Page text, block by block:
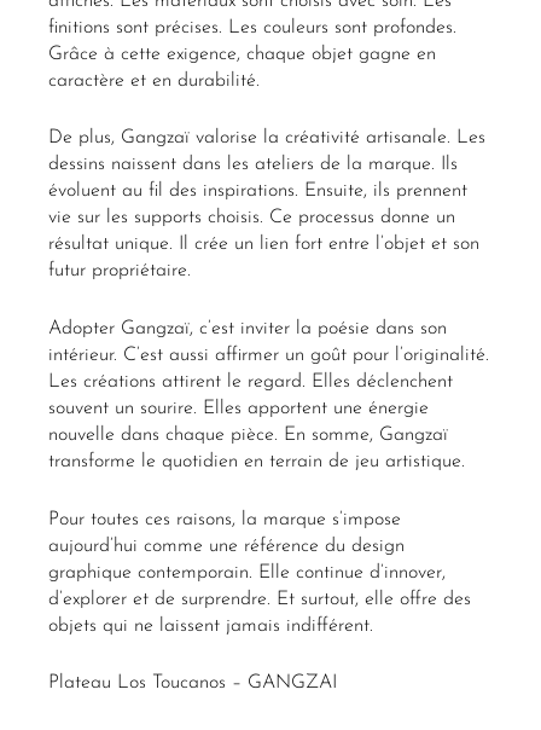
finitions sont précises. Les couleurs sont profondes.
Grâce à cette exigence, chaque objet gagne en
caractère et en durabilité.
De plus, Gangzaï valorise la créativité artisanale. Les
dessins naissent dans les ateliers de la marque. Ils
évoluent au fil des inspirations. Ensuite, ils prennent
vie sur les supports choisis. Ce processus donne un
résultat unique. Il crée un lien fort entre l’objet et son
futur propriétaire.
Adopter Gangzaï, c’est inviter la poésie dans son
intérieur. C’est aussi affirmer un goût pour l’originalité.
Les créations attirent le regard. Elles déclenchent
souvent un sourire. Elles apportent une énergie
nouvelle dans chaque pièce. En somme, Gangzaï
transforme le quotidien en terrain de jeu artistique.
Pour toutes ces raisons, la marque s’impose
aujourd’hui comme une référence du design
graphique contemporain. Elle continue d’innover,
d’explorer et de surprendre. Et surtout, elle offre des
objets qui ne laissent jamais indifférent.
Plateau Los Toucanos – GANGZAI